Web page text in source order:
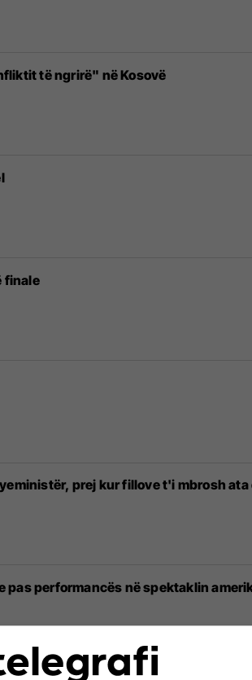
të ngrirë" në Kosovë
finale
prej kur fillove t'i mbrosh
pas performancës në spektaklin